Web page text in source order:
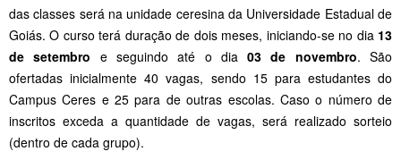
das classes será na unidade ceresina da Universidade Estadual de
Goiás. O curso terá duração de dois meses, iniciando-se no dia 13
de setembro e seguindo até o dia 03 de novembro. São
ofertadas inicialmente 40 vagas, sendo 15 para estudantes do
Campus Ceres e 25 para de outras escolas. Caso o número de
inscritos exceda a quantidade de vagas, será realizado sorteio
(dentro de cada grupo).